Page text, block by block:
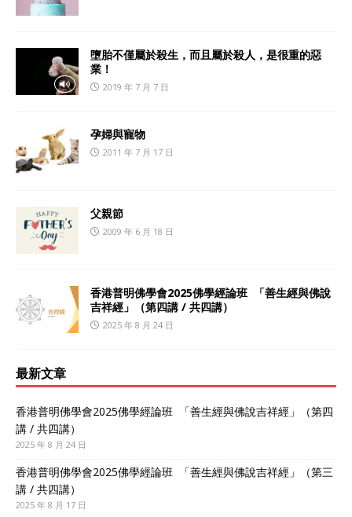
墮胎不僅屬於殺生，而且屬於殺人，是很重的惡
業！
2019 年 7 月 7 日
孕婦與寵物
2011 年 7 月 17 日
父親節
2009 年 6 月 18 日
香港普明佛學會2025佛學經論班 「善生經與佛說
吉祥經」（第四講 / 共四講）
2025 年 8 月 24 日
最新文章
香港普明佛學會2025佛學經論班 「善生經與佛說吉祥經」（第四
講 / 共四講）
2025 年 8 月 24 日
香港普明佛學會2025佛學經論班 「善生經與佛說吉祥經」（第三
講 / 共四講）
2025 年 8 月 17 日